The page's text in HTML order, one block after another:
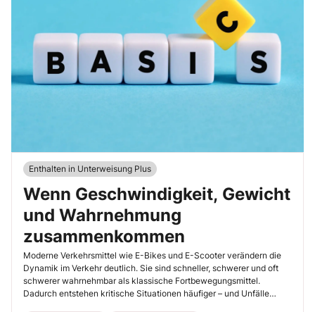
Enthalten in Unterweisung Plus
Wenn Geschwindigkeit, Gewicht
und Wahrnehmung
zusammenkommen
Moderne Verkehrsmittel wie E-Bikes und E-Scooter verändern die
Dynamik im Verkehr deutlich. Sie sind schneller, schwerer und oft
schwerer wahrnehmbar als klassische Fortbewegungsmittel.
Dadurch entstehen kritische Situationen häufiger – und Unfälle